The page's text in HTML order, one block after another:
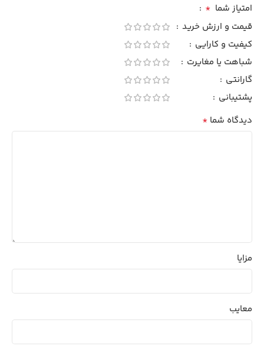
امتیاز شما *
قیمت و ارزش خرید
کیفیت و کارایی
شباهت یا مغایرت
گارانتی
پشتیبانی
دیدگاه شما *
مزایا
معایب